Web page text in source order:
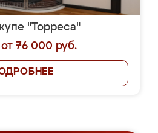
"Торреса"
76 000 руб.